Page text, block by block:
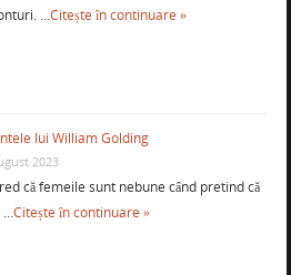
…Citește în continuare »
lui William Golding
2023
că femeile sunt nebune când pretind că
…Citește în continuare »